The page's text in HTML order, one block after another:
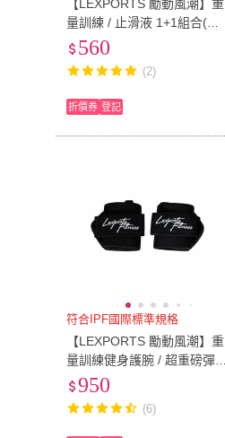
【LEXPORTS 勵動風潮】重
量訓練 / 止滑液 1+1組合(止
滑 鋼管 攀岩 徒手健身 健身560
(2)
折價券 登記
符合IPF國際標準規格
【LEXPORTS 勵動風潮】重
量訓練健身護腕 / 超重磅彈
力－靈活型/L60(護腕 靈活
950
(6)